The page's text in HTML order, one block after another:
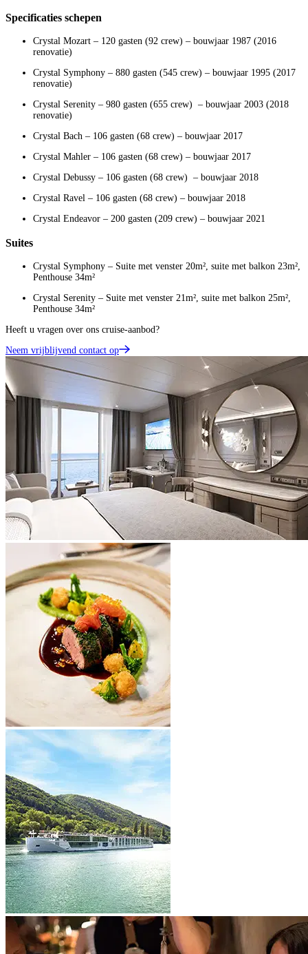
Specificaties schepen
Crystal Mozart – 120 gasten (92 crew) – bouwjaar 1987 (2016
renovatie)
Crystal Symphony – 880 gasten (545 crew) – bouwjaar 1995 (2017
renovatie)
Crystal Serenity – 980 gasten (655 crew) – bouwjaar 2003 (2018
renovatie)
Crystal Bach – 106 gasten (68 crew) – bouwjaar 2017
Crystal Mahler – 106 gasten (68 crew) – bouwjaar 2017
Crystal Debussy – 106 gasten (68 crew) – bouwjaar 2018
Crystal Ravel – 106 gasten (68 crew) – bouwjaar 2018
Crystal Endeavor – 200 gasten (209 crew) – bouwjaar 2021
Suites
Crystal Symphony – Suite met venster 20m², suite met balkon 23m²,
Penthouse 34m²
Crystal Serenity – Suite met venster 21m², suite met balkon 25m²,
Penthouse 34m²
Heeft u vragen over ons cruise-aanbod?
Neem vrijblijvend contact op